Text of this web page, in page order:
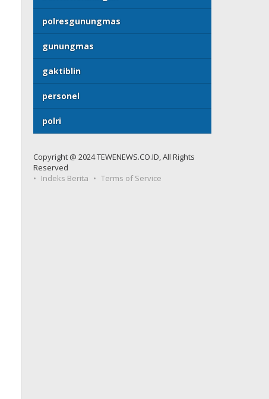
polresgunungmas
gunungmas
gaktiblin
personel
polri
Copyright @ 2024 TEWENEWS.CO.ID, All Rights
Reserved
Indeks Berita
Terms of Service